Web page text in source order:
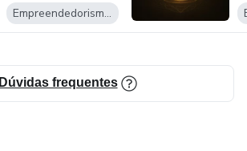
Empreendedorismo Digital
Dúvidas frequentes